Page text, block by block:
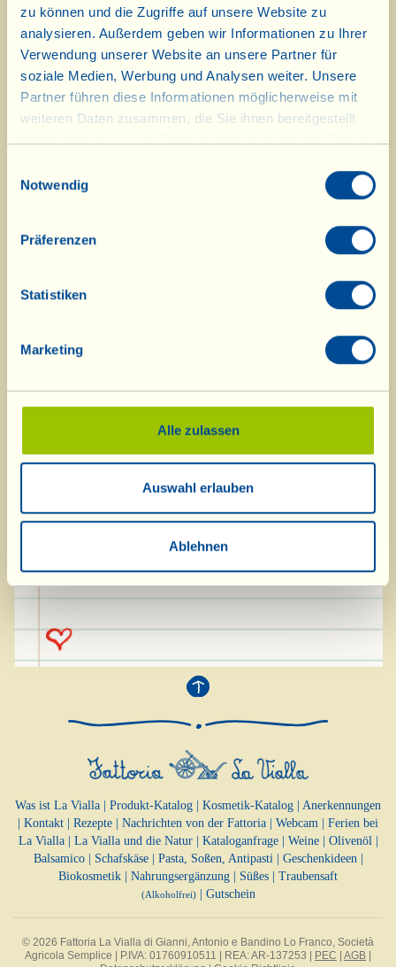
zu können und die Zugriffe auf unsere Website zu
analysieren. Außerdem geben wir Informationen zu Ihrer
Verwendung unserer Website an unsere Partner für
soziale Medien, Werbung und Analysen weiter. Unsere
Partner führen diese Informationen möglicherweise mit
weiteren Daten zusammen, die Sie ihnen bereitgestellt
Notwendig
Präferenzen
Statistiken
Marketing
Alle zulassen
Auswahl erlauben
Ablehnen
Salz und Pfeffer
Die Fleischscheiben auf einem Küchenbrett mit
dem Fleischklopfer ein wenig flachklopfen und
in eine mit dem Öl eingefettete Pfanne mit
schwerem Boden geben; mit Salz und Pfeffer
würzen und die Pfanne auf den Herd stellen.
Braten Sie das Fleisch etwa fünf Minuten oder
solange, bis die Unterseite eine goldbraune
Farbe angenommen hat; wenden Sie die
Sie sie ebenso lang auch von der anderen Seite.
darauf, zerdrücken Sie dann die rosa
flachen Messerklinge und geben Sie sie mit in
die Pfanne. Noch einige Augenblicke auf dem
annehmen zu lassen; dann die Capocollo-
Scheiben auf einem Servierteller anrichten und
mit dem „Sößchen“ beträufeln, das sich in der
Pfanne gebildet hat. Schön heiß servieren und
guten Appetit.
Was ist La Vialla Produkt-Katalog Kosmetik-Katalog
Anerkennungen
Kontakt Rezepte Nachrichten von der Fattoria Webcam
Ferien bei
La Vialla| La Vialla und die Natur| Kataloganfrage| Weine| Olivenöl
Balsamico| Schafskäse| Pasta, Soßen, Antipasti Geschenkideen
Biokosmetik
Nahrungsergänzung Süßes Traubensaft
(Alkoholfrei)| Gutschein
© 2026 Fattoria La Vialla di Gianni, Antonio e Bandino Lo Franco, Società
Agricola Semplice | P.IVA: 01760910511 | REA: AR-137253 | PEC | AGB |